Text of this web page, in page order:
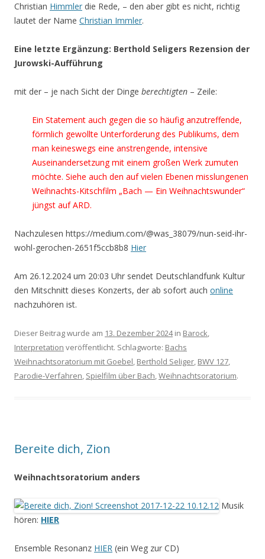
Christian Himmler die Rede, – den aber gibt es nicht, richtig
lautet der Name Christian Immler.
Eine letzte Ergänzung: Berthold Seligers Rezension der
Jurowski-Aufführung
mit der – je nach Sicht der Dinge berechtigten – Zeile:
Ein Statement auch gegen die so häufig anzutreffende,
förmlich gewollte Unterforderung des Publikums, dem
man keineswegs eine anstrengende, intensive
Auseinandersetzung mit einem großen Werk zumuten
möchte. Siehe auch den auf vielen Ebenen misslungenen
Weihnachts-Kitschfilm „Bach — Ein Weihnachtswunder“
jüngst auf ARD.
Nachzulesen https://medium.com/@was_38079/nun-seid-ihr-
wohl-gerochen-2651f5ccb8b8 Hier
Am 26.12.2024 um 20:03 Uhr sendet Deutschlandfunk Kultur
den Mitschnitt dieses Konzerts, der ab sofort auch online
nachzuhören ist.
Dieser Beitrag wurde am 13. Dezember 2024in Barock,
Interpretation veröffentlicht. Schlagworte: Bachs
Weihnachtsoratorium mit Goebel, Berthold Seliger, BWV 127,
Parodie-Verfahren, Spielfilm über Bach,Weihnachtsoratorium.
Bereite dich, Zion
Weihnachtsoratorium anders
Musik
hören: HIER
Ensemble Resonanz HIER (ein Weg zur CD)